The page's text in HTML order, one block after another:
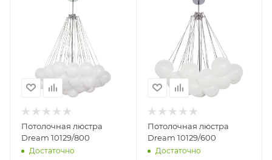
Потолочная люстра
Dream 10129/800
Достаточно
Потолочная люстра
Dream 10129/600
Достаточно